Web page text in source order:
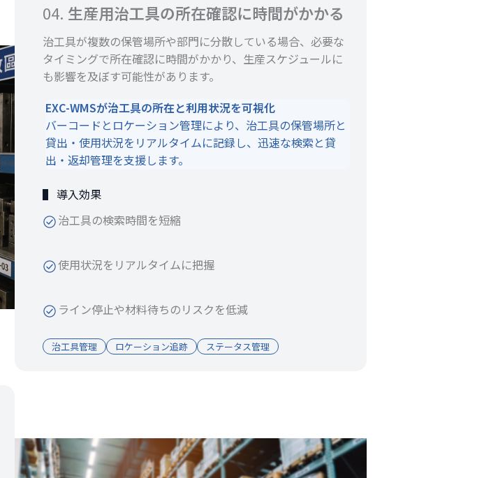
04. 生産用治工具の所在確認に時間がかかる
治工具が複数の保管場所や部門に分散している場合、必要な
タイミングで所在確認に時間がかかり、生産スケジュールに
も影響を及ぼす可能性があります。
EXC-WMSが治工具の所在と利用状況を可視化
バーコードとロケーション管理により、治工具の保管場所と
貸出・使用状況をリアルタイムに記録し、迅速な検索と貸
出・返却管理を支援します。
▌ 導入効果
治工具の検索時間を短縮
使用状況をリアルタイムに把握
ライン停止や材料待ちのリスクを低減
治工具管理 ロケーション追跡 ステータス管理